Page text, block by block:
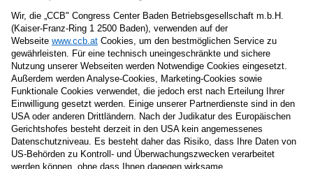
Vorname
Nachname
E-Mail